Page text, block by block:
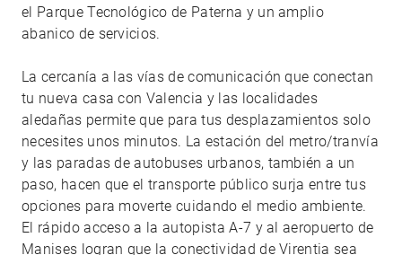
el Parque Tecnológico de Paterna y un amplio
abanico de servicios.
La cercanía a las vías de comunicación que conectan
tu nueva casa con Valencia y las localidades
aledañas permite que para tus desplazamientos solo
necesites unos minutos. La estación del metro/tranvía
y las paradas de autobuses urbanos, también a un
paso, hacen que el transporte público surja entre tus
opciones para moverte cuidando el medio ambiente.
El rápido acceso a la autopista A-7 y al aeropuerto de
Manises logran que la conectividad de Virentia sea